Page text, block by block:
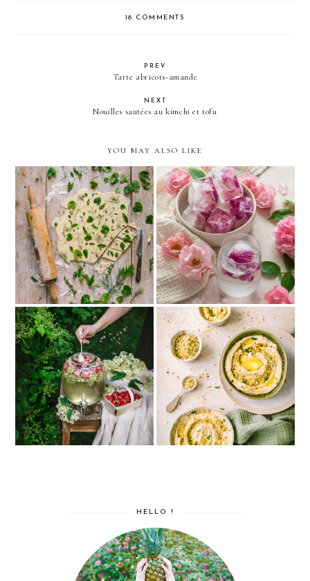
18 COMMENTS
PREV
Tarte abricots-amande
NEXT
Nouilles sautées au kimchi et tofu
YOU MAY ALSO LIKE
Crackers aux herbes
aromatiques
Glaçons fleuris
Pétillant fraise et sureau
Houmous au citron confit
et dukkah
HELLO !